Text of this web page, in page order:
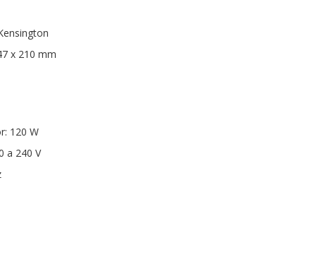
x 210 mm
120 W
a 240 V